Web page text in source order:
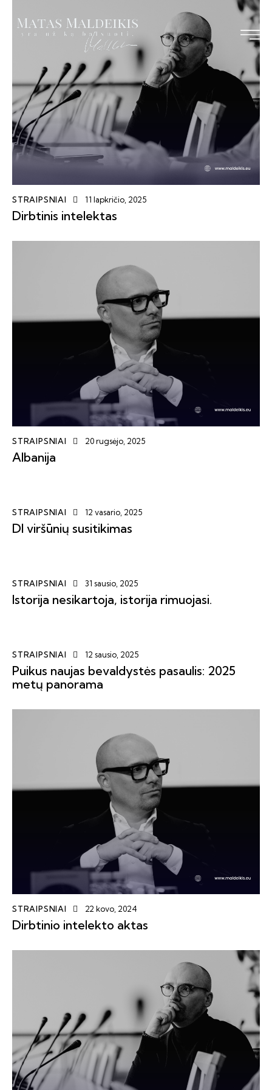
STRAIPSNIAI 11 lapkričio, 2025
Dirbtinis intelektas
STRAIPSNIAI 20 rugsėjo, 2025
Albanija
STRAIPSNIAI 12 vasario, 2025
DI viršūnių susitikimas
STRAIPSNIAI 31 sausio, 2025
Istorija nesikartoja, istorija rimuojasi.
STRAIPSNIAI 12 sausio, 2025
Puikus naujas bevaldystės pasaulis: 2025
metų panorama
STRAIPSNIAI 22 kovo, 2024
Dirbtinio intelekto aktas
Pagrindinis
Straipsniai
Knyga
Vizija TS-LKD
Bendraukime